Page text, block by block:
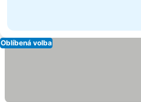
Oblíbená volba